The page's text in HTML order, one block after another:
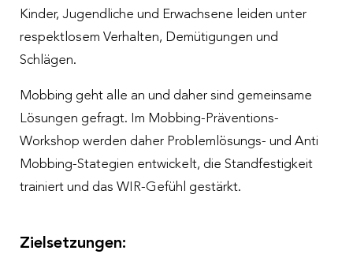
Kinder, Jugendliche und Erwachsene leiden unter
respektlosem Verhalten, Demütigungen und
Schlägen.
Mobbing geht alle an und daher sind gemeinsame
Lösungen gefragt. Im Mobbing-Präventions-
Workshop werden daher Problemlösungs- und Anti
Mobbing-Stategien entwickelt, die Standfestigkeit
trainiert und das WIR-Gefühl gestärkt.
Zielsetzungen: